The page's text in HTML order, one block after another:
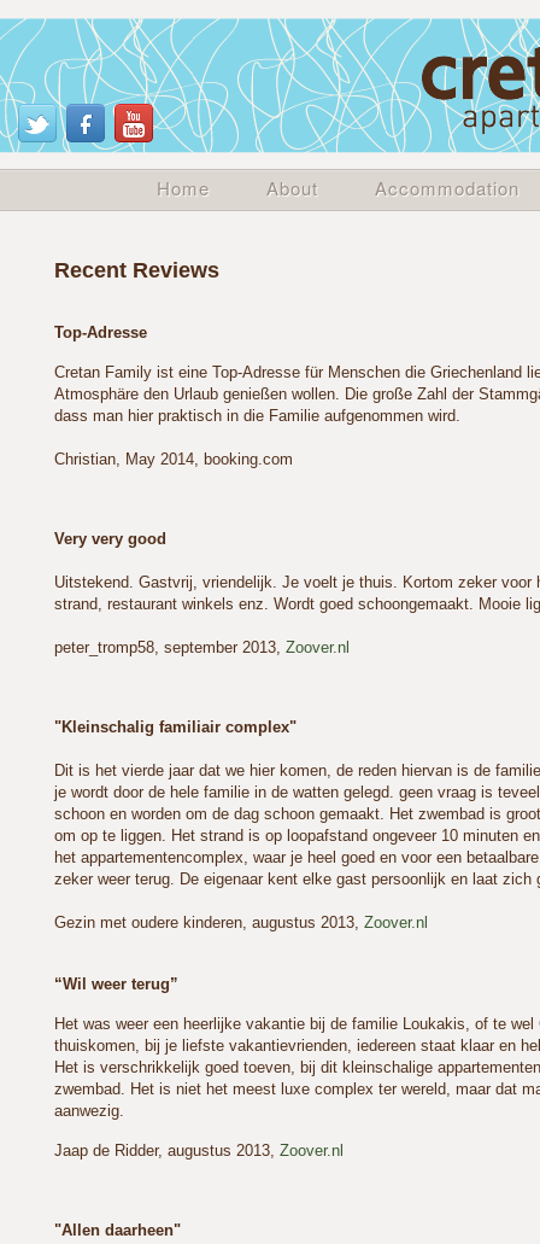
Home About Accommodation
Recent Reviews
Top-Adresse
Cretan Family ist eine Top-Adresse für Menschen die Griechenland
Atmosphäre den Urlaub genießen wollen. Die große Zahl der
dass man hier praktisch in die Familie aufgenommen wird.
Christian, May 2014, booking.com
Very very good
Uitstekend. Gastvrij, vriendelijk. Je voelt je thuis. Kortom zeker voor
strand, restaurant winkels enz. Wordt goed schoongemaakt. Mooie
peter_tromp58, september 2013, Zoover.nl
"Kleinschalig familiair complex"
Dit is het vierde jaar dat we hier komen, de reden hiervan is de
je wordt door de hele familie in de watten gelegd. geen vraag is
schoon en worden om de dag schoon gemaakt. Het zwembad is
om op te liggen. Het strand is op loopafstand ongeveer 10 minuten
het appartementencomplex, waar je heel goed en voor een
zeker weer terug. De eigenaar kent elke gast persoonlijk en laat zich
Gezin met oudere kinderen, augustus 2013, Zoover.nl
“Wil weer terug”
Het was weer een heerlijke vakantie bij de familie Loukakis, of te
thuiskomen, bij je liefste vakantievrienden, iedereen staat klaar en
Het is verschrikkelijk goed toeven, bij dit kleinschalige
zwembad. Het is niet het meest luxe complex ter wereld, maar dat
aanwezig.
Jaap de Ridder, augustus 2013, Zoover.nl
"Allen daarheen"